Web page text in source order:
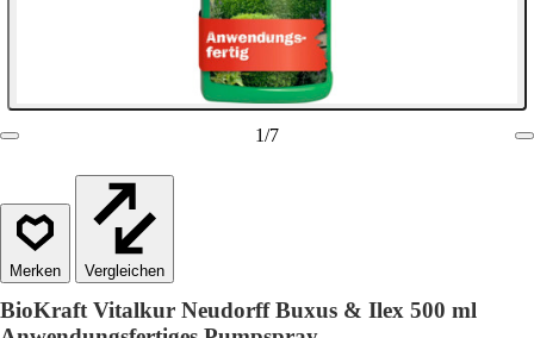
1/7
Vergleichen
BioKraft Vitalkur Neudorff Buxus & Ilex 500 ml